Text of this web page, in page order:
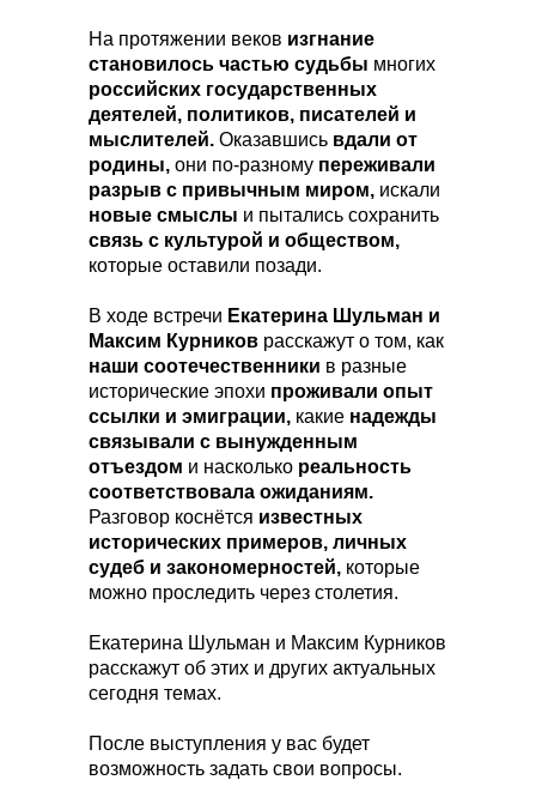
На протяжении веков изгнание
становилось частью судьбы многих
российских государственных
деятелей, политиков, писателей и
мыслителей. Оказавшись вдали от
родины, они по-разному переживали
разрыв с привычным миром, искали
новые смыслы и пытались сохранить
связь с культурой и обществом,
которые оставили позади.
В ходе встречи Екатерина Шульман и
Максим Курников расскажут о том, как
наши соотечественники в разные
исторические эпохи проживали опыт
ссылки и эмиграции, какие надежды
связывали с вынужденным
отъездом и насколько реальность
соответствовала ожиданиям.
Разговор коснётся известных
исторических примеров, личных
судеб и закономерностей, которые
можно проследить через столетия.
Екатерина Шульман и Максим Курников
расскажут об этих и других актуальных
сегодня темах.
После выступления у вас будет
возможность задать свои вопросы.